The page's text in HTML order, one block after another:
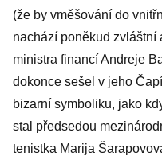
(že by vměšování do
nachází poněkud zvláštní
ministra financí Andreje
dokonce sešel v jeho
bizarní symboliku, jako
stal předsedou
tenistka Marija